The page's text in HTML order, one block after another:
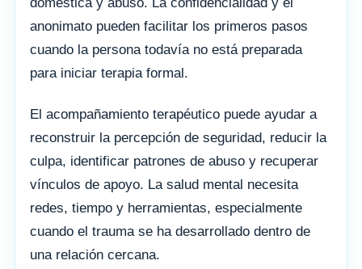
anonimato pueden facilitar los primeros pasos
cuando la persona todavía no está preparada
para iniciar terapia formal.
El acompañamiento terapéutico puede ayudar a
reconstruir la percepción de seguridad, reducir la
culpa, identificar patrones de abuso y recuperar
vínculos de apoyo. La salud mental necesita
redes, tiempo y herramientas, especialmente
cuando el trauma se ha desarrollado dentro de
una relación cercana.